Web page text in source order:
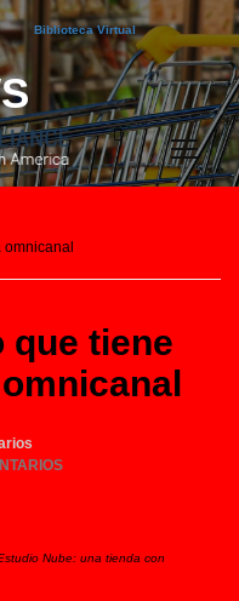
Biblioteca Virtual
que tiene
Nube: una tienda con